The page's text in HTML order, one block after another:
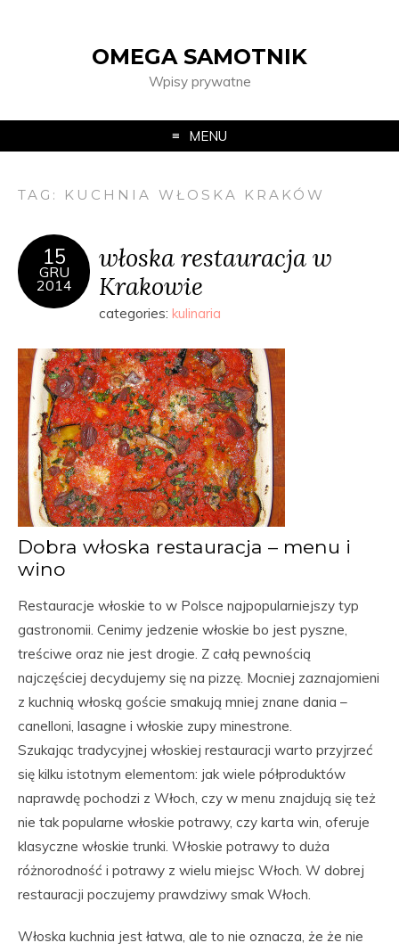
OMEGA SAMOTNIK
Wpisy prywatne
MENU
TAG: KUCHNIA WŁOSKA KRAKÓW
15
GRU
2014
włoska restauracja w
Krakowie
categories: kulinaria
Dobra włoska restauracja – menu i
wino
Restauracje włoskie to w Polsce najpopularniejszy typ
gastronomii. Cenimy jedzenie włoskie bo jest pyszne,
treściwe oraz nie jest drogie. Z całą pewnością
najczęściej decydujemy się na pizzę. Mocniej zaznajomieni
z kuchnią włoską goście smakują mniej znane dania –
canelloni, lasagne i włoskie zupy minestrone.
Szukając tradycyjnej włoskiej restauracji warto przyjrzeć
się kilku istotnym elementom: jak wiele półproduktów
naprawdę pochodzi z Włoch, czy w menu znajdują się też
nie tak popularne włoskie potrawy, czy karta win, oferuje
klasyczne włoskie trunki. Włoskie potrawy to duża
różnorodność i potrawy z wielu miejsc Włoch. W dobrej
restauracji poczujemy prawdziwy smak Włoch.
Włoska kuchnia jest łatwa, ale to nie oznacza, że że nie